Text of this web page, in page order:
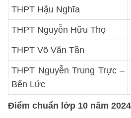
THPT Hậu Nghĩa
THPT Nguyễn Hữu Thọ
THPT Võ Văn Tần
THPT Nguyễn Trung Trực –
Bến Lức
Điểm chuẩn lớp 10 năm